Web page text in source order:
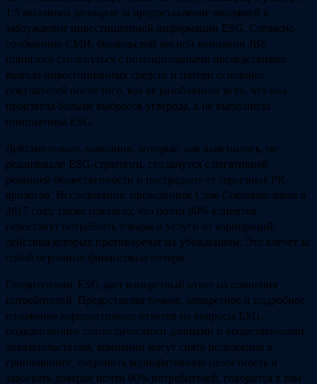
1,5 миллиона долларов за предоставление вводящей в
заблуждение инвестиционной информации ESG. Согласно
сообщению СМИ, бразильской мясной компании JBS
пришлось столкнуться с потенциальными последствиями
вывода инвестиционных средств и потери основных
покупателей после того, как ее разоблачили за то, что она
произвела больше выбросов углерода, а не выполнила
инициативы ESG.
Действительно, компании, которые, как выяснилось, не
реализовали ESG-стратегии, столкнутся с негативной
реакцией общественности и пострадают от серьезных PR-
кризисов. Исследование, проведенное Cone Communications в
2017 году, также показало, что почти 80% клиентов
перестанут потреблять товары и услуги от корпораций,
действия которых противоречат их убеждениям. Это влечет за
собой огромные финансовые потери.
Сторителлинг ESG дает конкретный ответ на сомнения
потребителей. Предоставляя точное, конкретное и подробное
изложение корпоративных ответов на вопросы ESG,
подкрепленное статистическими данными и вещественными
доказательствами, компании могут снять подозрения в
гринвошинге, сохранить корпоративную целостность и
завоевать доверие почти 90% потребителей, говорится в том